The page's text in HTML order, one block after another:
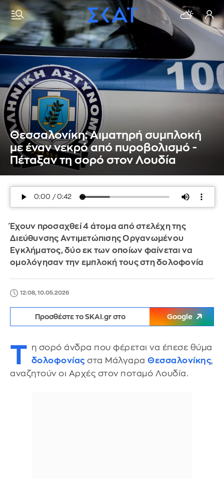
Θεσσαλονίκη: Αιματηρή συμπλοκή
με έναν νεκρό από πυροβολισμό -
Πέταξαν τη σορό στον Λουδία
Έχουν προσαχθεί 4 άτομα από στελέχη της
Διεύθυνσης Αντιμετώπισης Οργανωμένου
Εγκλήματος, δύο εκ των οποίων φαίνεται να
ομολόγησαν την εμπλοκή τους στη δολοφονία
12:08, 10.05.2026
Προσθέστε το SKAI.gr στο Google
Τ η σορό άνδρα που φέρεται να έπεσε θύμα
δολοφονίας στα Μάλγαρα Θεσσαλονίκης,
αναζητούν οι Αρχές στον ποταμό Λουδία.